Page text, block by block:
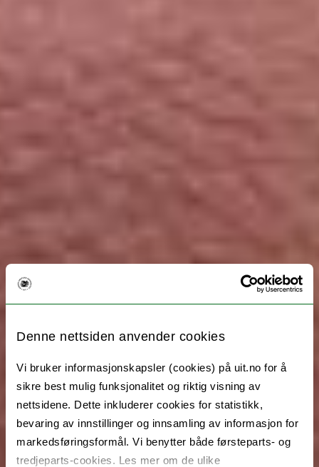
Denne nettsiden anvender cookies
Vi bruker informasjonskapsler (cookies) på uit.no for å
sikre best mulig funksjonalitet og riktig visning av
nettsidene. Dette inkluderer cookies for statistikk,
bevaring av innstillinger og innsamling av informasjon for
markedsføringsformål. Vi benytter både førsteparts- og
tredjeparts-cookies. Les mer om de ulike